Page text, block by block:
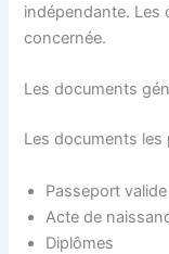
indépendante. Les
concernée.
Les documents
Les documents
Passeport valide
Acte de
Diplômes